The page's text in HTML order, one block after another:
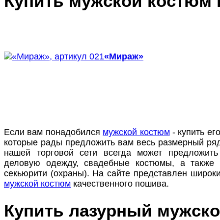
«Мираж»
Если вам понадобился мужской костюм- купить
которые рады предложить вам весь размерный
нашей торговой сети всегда может
деловую одежду, свадебные костюмы, а
секьюрити (охраны). На сайте представлен
мужской костюм качественного пошива.
Купить лазурный